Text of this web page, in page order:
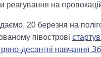
реагування на
20 березня на
півострові
десантні навчання